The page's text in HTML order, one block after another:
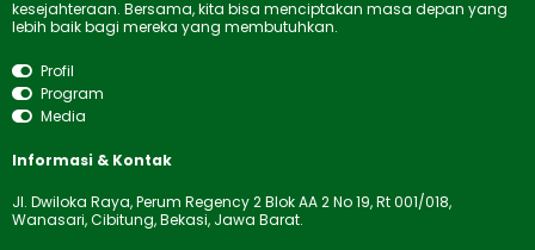
kesejahteraan. Bersama, kita bisa menciptakan masa depan yang
lebih baik bagi mereka yang membutuhkan.
Profil
Program
Media
Informasi & Kontak
Jl. Dwiloka Raya, Perum Regency 2 Blok AA 2 No 19, Rt 001/018,
Wanasari, Cibitung, Bekasi, Jawa Barat.